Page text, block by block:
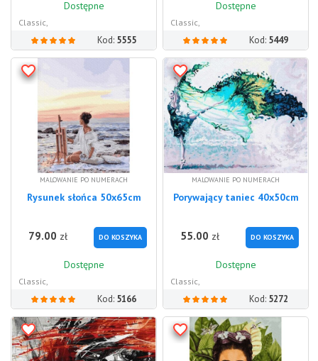
Dostępne
Classic,
Kod: 5555
Dostępne
Classic,
Kod: 5449
MALOWANIE PO NUMERACH
Rysunek słońca 50x65cm
79.00 zł DO KOSZYKA
Dostępne
Classic,
Kod: 5166
MALOWANIE PO NUMERACH
Porywający taniec 40x50cm
55.00 zł DO KOSZYKA
Dostępne
Classic,
Kod: 5272